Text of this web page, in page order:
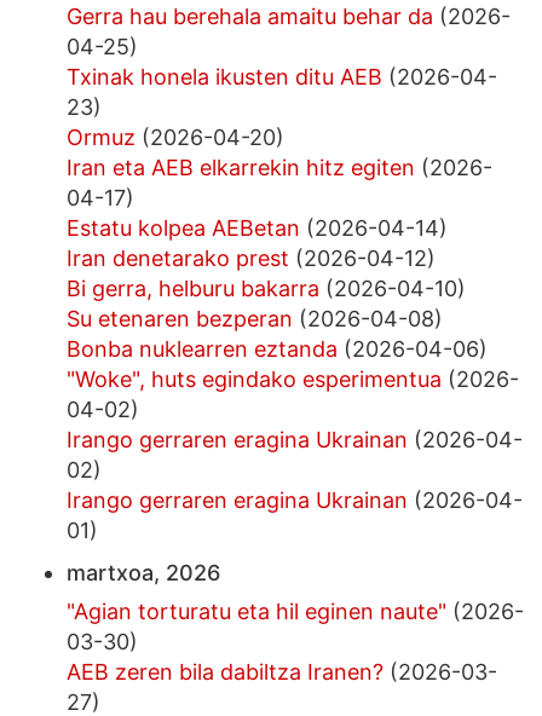
Gerra hau berehala amaitu behar da (2026-
04-25)
Txinak honela ikusten ditu AEB (2026-04-
23)
Ormuz (2026-04-20)
Iran eta AEB elkarrekin hitz egiten (2026-
04-17)
Estatu kolpea AEBetan (2026-04-14)
Iran denetarako prest (2026-04-12)
Bi gerra, helburu bakarra (2026-04-10)
Su etenaren bezperan (2026-04-08)
Bonba nuklearren eztanda (2026-04-06)
"Woke", huts egindako esperimentua (2026-
04-02)
Irango gerraren eragina Ukrainan (2026-04-
02)
Irango gerraren eragina Ukrainan (2026-04-
01)
martxoa, 2026
"Agian torturatu eta hil eginen naute" (2026-
03-30)
AEB zeren bila dabiltza Iranen? (2026-03-
27)